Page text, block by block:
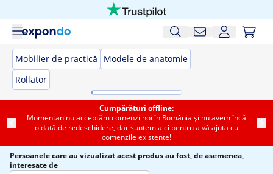
Mobilier de practică
Modele de anatomie
Rollator
Cumpărături offline:
Momentan nu acceptăm comenzi noi în România și nu avem încă
o dată de redeschidere, dar suntem aici pentru a vă ajuta cu
comenzile existente!
Persoanele care au vizualizat acest produs au fost, de asemenea,
interesate de